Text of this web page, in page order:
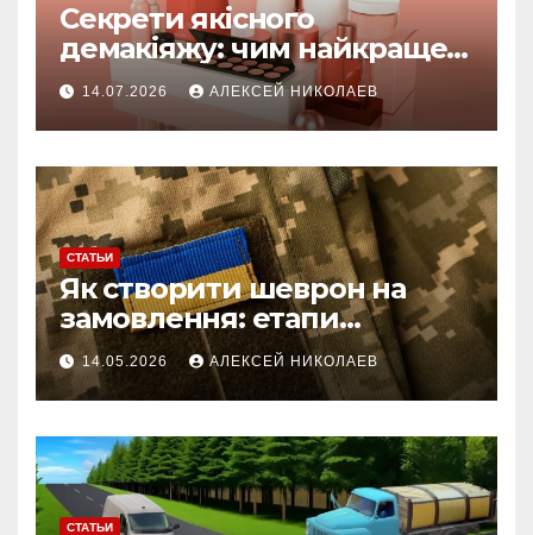
Секрети якісного
демакіяжу: чим найкраще
очищати шкіру зранку та
ввечері
14.07.2026 АЛЕКСЕЙ НИКОЛАЕВ
СТАТЬИ
Як створити шеврон на
замовлення: етапи
розробки, матеріали та
виготовлення
14.05.2026 АЛЕКСЕЙ НИКОЛАЕВ
СТАТЬИ